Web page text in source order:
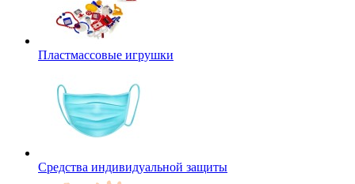
Пластмассовые игрушки
Средства индивидуальной защиты